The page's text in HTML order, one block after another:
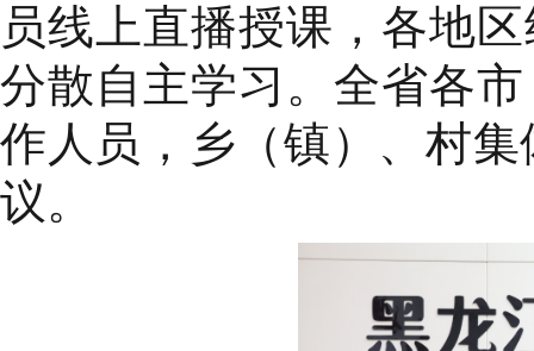
员线上直播授课，各地
分散自主学习。全省各
作人员，乡（镇）、村
议。